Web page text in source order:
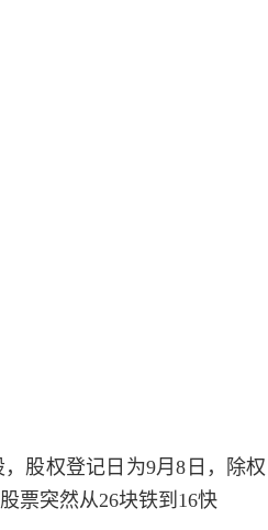
股权登记日为9月8日，除权
票突然从26块铁到16快